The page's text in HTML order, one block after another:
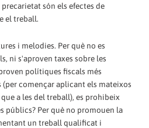
són els efectes de
el treball.
i melodies. Per què no es
ni s'aproven taxes sobre les
polítiques fiscals més
començar aplicant els mateixos
a les del treball), es prohibeix
públics? Per què no promouen la
un treball qualificat i